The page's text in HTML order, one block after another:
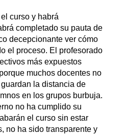
curso y habrá
completado su pauta de
decepcionante ver cómo
el proceso. El profesorado
más expuestos
muchos docentes no
la distancia de
en los grupos burbuja.
no ha cumplido su
el curso sin estar
no ha sido transparente y